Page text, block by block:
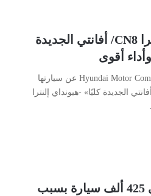
هيونداي تكشف إلنترا CN8/ أفانتي الجديدة
أقوى
كشفت هيونداي موتور Hyundai Motor Company عن سيارتها
الجديدة كليًا» -هيونداي إلنترا
«هيونداي» تستدعي 425 ألف سيارة بسبب